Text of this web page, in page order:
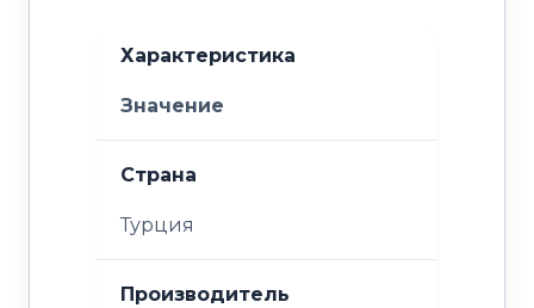
Характеристика
Значение
Страна
Турция
Производитель